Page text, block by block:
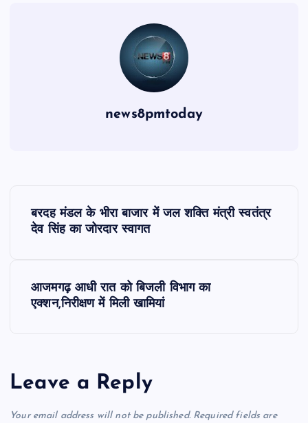
news8pmtoday
a
v
बरदह मंडल के भीरा बाजार में जल शक्ति मंत्री स्वतंत्र
देव सिंह का जोरदार स्वागत
आजमगढ़ आधी रात को बिजली विभाग का
एक्शन,निरीक्षण में मिली खामियां
Leave a Reply
Your email address will not be published. Required fields are